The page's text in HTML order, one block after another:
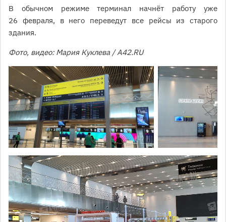
В обычном режиме терминал начнёт работу уже
26 февраля, в него переведут все рейсы из старого
здания.
Фото, видео: Мария Куклева / A42.RU